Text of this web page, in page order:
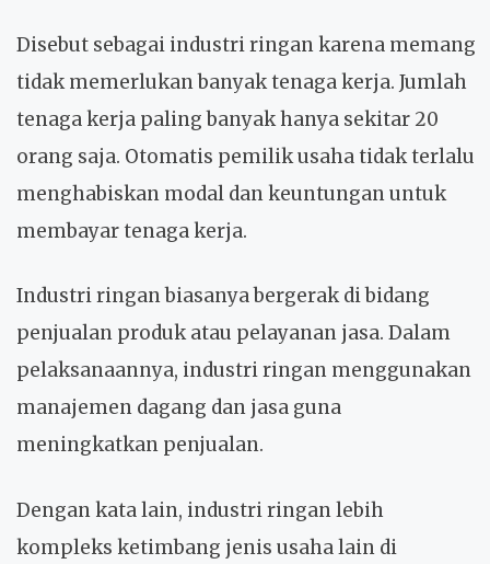
Disebut sebagai industri ringan karena memang
tidak memerlukan banyak tenaga kerja. Jumlah
tenaga kerja paling banyak hanya sekitar 20
orang saja. Otomatis pemilik usaha tidak terlalu
menghabiskan modal dan keuntungan untuk
membayar tenaga kerja.
Industri ringan biasanya bergerak di bidang
penjualan produk atau pelayanan jasa. Dalam
pelaksanaannya, industri ringan menggunakan
manajemen dagang dan jasa guna
meningkatkan penjualan.
Dengan kata lain, industri ringan lebih
kompleks ketimbang jenis usaha lain di